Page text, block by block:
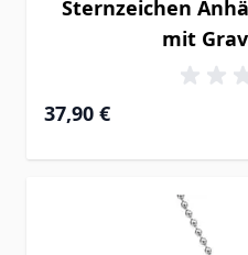
Sternzeichen
mit
37,90 €